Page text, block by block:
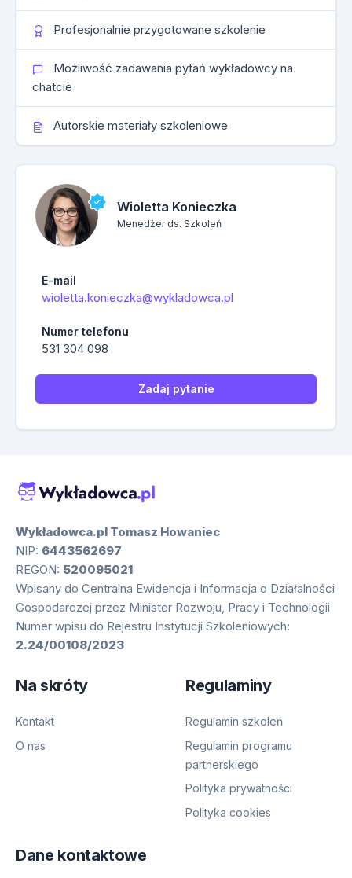
Profesjonalnie przygotowane szkolenie
Możliwość zadawania pytań wykładowcy na
chatcie
Autorskie materiały szkoleniowe
Wioletta Konieczka
Menedżer ds. Szkoleń
E-mail
wioletta.konieczka@wykladowca.pl
Numer telefonu
531 304 098
Zadaj pytanie
Wykładowca.pl Tomasz Howaniec
NIP: 6443562697
REGON: 520095021
Wpisany do Centralna Ewidencja i Informacja o Działalności
Gospodarczej przez Minister Rozwoju, Pracy i Technologii
Numer wpisu do Rejestru Instytucji Szkoleniowych:
2.24/00108/2023
Na skróty
Kontakt
O nas
Regulaminy
Regulamin szkoleń
Regulamin programu
partnerskiego
Polityka prywatności
Polityka cookies
Dane kontaktowe